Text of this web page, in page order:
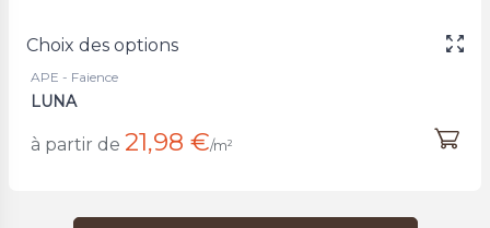
Choix des options
APE - Faience
LUNA
à partir de 21,98 €/m²